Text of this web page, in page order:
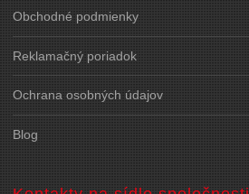
Obchodné podmienky
Reklamačný poriadok
Ochrana osobných údajov
Blog